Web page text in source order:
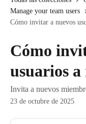
Manage your team users
Cómo invitar a nuevos
Cómo
usuarios
Invita a nuevos
23 de octubre de 2025